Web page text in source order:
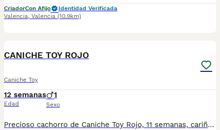
CriadorCon Afijo
Identidad Verificada
Valencia, Valencia (10.9km)
CANICHE TOY ROJO
Caniche Toy
12 semanas
Edad
1
Sexo
Precioso cachorro de Caniche Toy Rojo, 11 semanas, cariñoso, juguetón y muy sociable. Un pequeño lleno de ternura, perfecto para formar parte de tu familia. 📩 Más información y fotos por privado. ✨ ¡No dejes escapar a este pequeño tesoro! 🐾✨